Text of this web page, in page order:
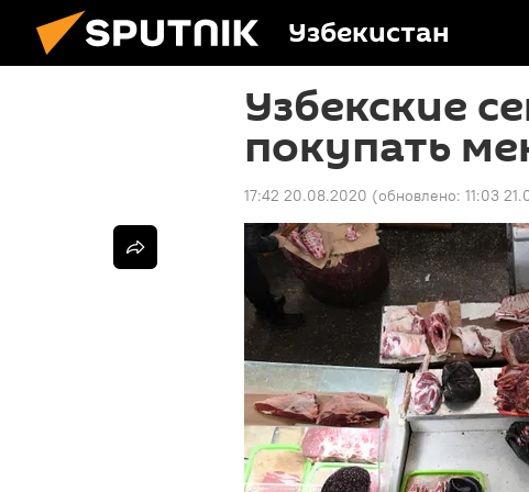
Узбекистан
Узбекские
покупать
17:42 20.08.2020 (обновлено: 11:03